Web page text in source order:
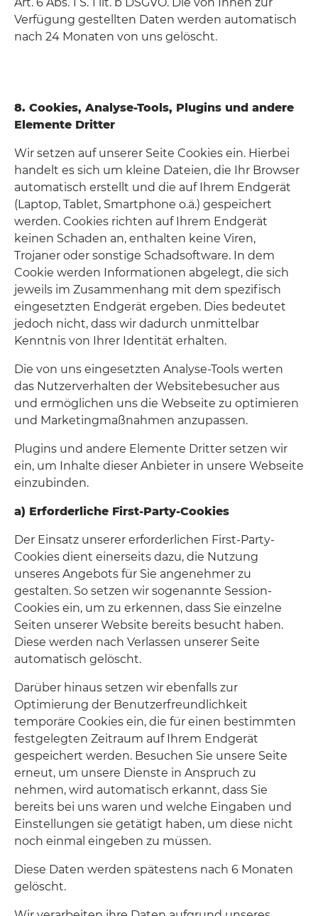
Verfügung gestellten Daten werden automatisch
nach 24 Monaten von uns gelöscht.
8. Cookies, Analyse-Tools, Plugins und andere
Elemente Dritter
Wir setzen auf unserer Seite Cookies ein. Hierbei
handelt es sich um kleine Dateien, die Ihr Browser
automatisch erstellt und die auf Ihrem Endgerät
(Laptop, Tablet, Smartphone o.ä.) gespeichert
werden. Cookies richten auf Ihrem Endgerät
keinen Schaden an, enthalten keine Viren,
Trojaner oder sonstige Schadsoftware. In dem
Cookie werden Informationen abgelegt, die sich
jeweils im Zusammenhang mit dem spezifisch
eingesetzten Endgerät ergeben. Dies bedeutet
jedoch nicht, dass wir dadurch unmittelbar
Kenntnis von Ihrer Identität erhalten.
Die von uns eingesetzten Analyse-Tools werten
das Nutzerverhalten der Websitebesucher aus
und ermöglichen uns die Webseite zu optimieren
und Marketingmaßnahmen anzupassen.
Plugins und andere Elemente Dritter setzen wir
ein, um Inhalte dieser Anbieter in unsere Webseite
einzubinden.
a) Erforderliche First-Party-Cookies
Der Einsatz unserer erforderlichen First-Party-
Cookies dient einerseits dazu, die Nutzung
unseres Angebots für Sie angenehmer zu
gestalten. So setzen wir sogenannte Session-
Cookies ein, um zu erkennen, dass Sie einzelne
Seiten unserer Website bereits besucht haben.
Diese werden nach Verlassen unserer Seite
automatisch gelöscht.
Darüber hinaus setzen wir ebenfalls zur
Optimierung der Benutzerfreundlichkeit
temporäre Cookies ein, die für einen bestimmten
festgelegten Zeitraum auf Ihrem Endgerät
gespeichert werden. Besuchen Sie unsere Seite
erneut, um unsere Dienste in Anspruch zu
nehmen, wird automatisch erkannt, dass Sie
bereits bei uns waren und welche Eingaben und
Einstellungen sie getätigt haben, um diese nicht
noch einmal eingeben zu müssen.
Diese Daten werden spätestens nach 6 Monaten
gelöscht.